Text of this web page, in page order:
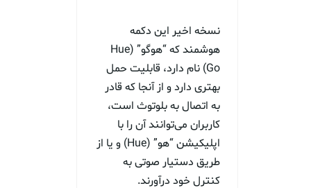
نسخه اخیر این دکمه
هوشمند که “هوگو” (Hue
Go) نام دارد، قابلیت حمل
بهتری دارد و از آنجا که قادر
به اتصال به بلوتوث است،
کاربران می‌توانند آن را با
اپلیکیشن “هو” (Hue) و یا از
طریق دستیار صوتی به
کنترل خود درآورند.